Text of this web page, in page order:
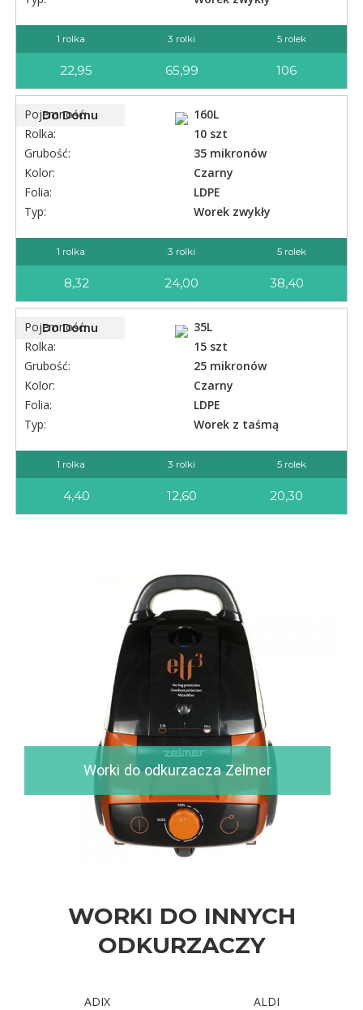
1 rolka 3 rolki 5 rolek
22,95 65,99 106
Do Domu
Pojemność:
160L
Rolka:
10 szt
Grubość:
35 mikronów
Kolor:
Czarny
Folia:
LDPE
Typ:
Worek zwykły
1 rolka 3 rolki 5 rolek
8,32 24,00 38,40
Do Domu
Pojemność:
35L
Rolka:
15 szt
Grubość:
25 mikronów
Kolor:
Czarny
Folia:
LDPE
Typ:
Worek z taśmą
1 rolka 3 rolki 5 rolek
4,40 12,60 20,30
Worki do odkurzacza Zelmer
WORKI DO INNYCH
ODKURZACZY
ADIX
ALDI